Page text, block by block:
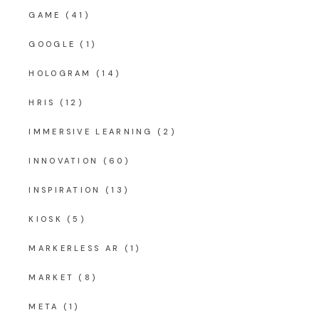
GAME (41)
GOOGLE (1)
HOLOGRAM (14)
HRIS (12)
IMMERSIVE LEARNING (2)
INNOVATION (60)
INSPIRATION (13)
KIOSK (5)
MARKERLESS AR (1)
MARKET (8)
META (1)